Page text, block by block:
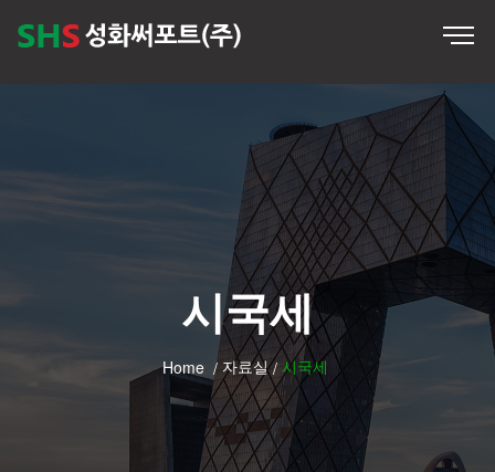
시국세
Home 자료실 시국세